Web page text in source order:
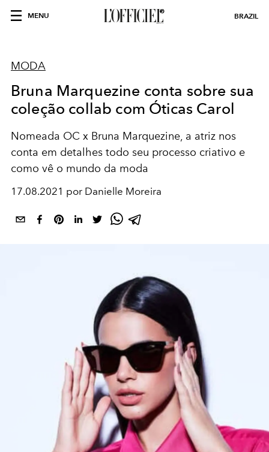
MENU BRAZIL
MODA
Bruna Marquezine conta sobre sua
coleção collab com Óticas Carol
Nomeada OC x Bruna Marquezine, a atriz nos
conta em detalhes todo seu processo criativo e
como vê o mundo da moda
17.08.2021 por Danielle Moreira